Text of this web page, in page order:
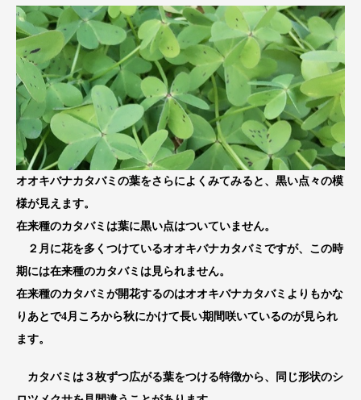
オオキバナカタバミの葉をさらによくみてみると、黒い点々の模
様が見えます。
在来種のカタバミは葉に黒い点はついていません。
２月に花を多くつけているオオキバナカタバミですが、この時
期には在来種のカタバミは見られません。
在来種のカタバミが開花するのはオオキバナカタバミよりもかな
りあとで4月ころから秋にかけて長い期間咲いているのが見られ
ます。
カタバミは３枚ずつ広がる葉をつける特徴から、同じ形状のシ